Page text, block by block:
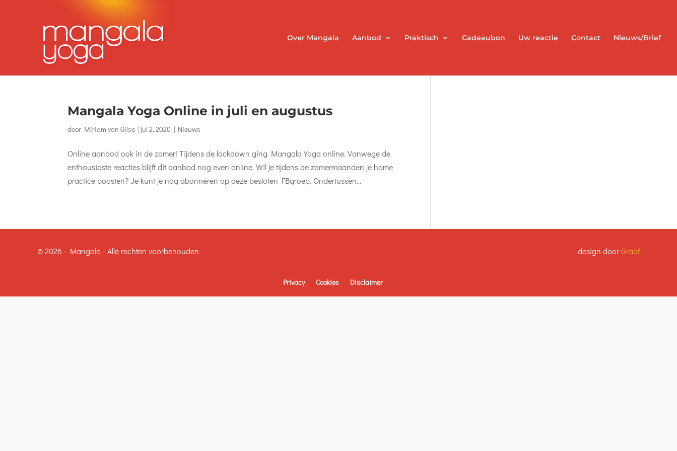
Over Mangala Aanbod Praktisch Cadeaubon Uw reactie Contact Nieuws/Brief
Mangala Yoga Online in juli en augustus
door Miriam van Gilse |jul 2, 2020 | Nieuws
Online aanbod ook in de zomer! Tijdens de lockdown ging Mangala Yoga online. Vanwege de
enthousiaste reacties blijft dit aanbod nog even online. Wil je tijdens de zomermaanden je home
practice boosten? Je kunt je nog abonneren op deze besloten FBgroep. Ondertussen...
© 2026 - Mangala - Alle rechten voorbehouden design doorGraaf
Privacy Cookies Disclaimer